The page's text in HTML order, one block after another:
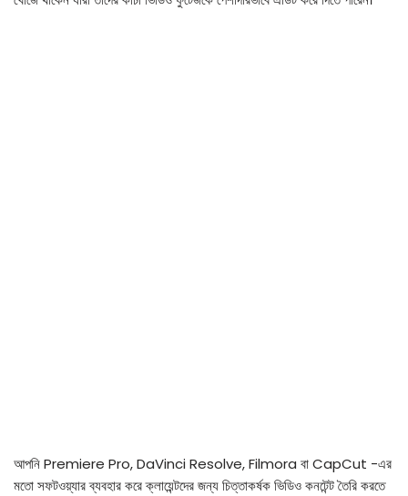
আপনি Premiere Pro, DaVinci Resolve, Filmora বা CapCut -এর
মতো সফটওয়্যার ব্যবহার করে ক্লায়েন্টদের জন্য চিত্তাকর্ষক ভিডিও কনটেন্ট তৈরি করতে